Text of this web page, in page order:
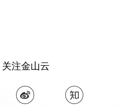
关注金山云